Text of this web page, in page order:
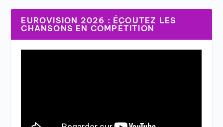
EUROVISION 2026 : ÉCOUTEZ LES
CHANSONS EN COMPÉTITION